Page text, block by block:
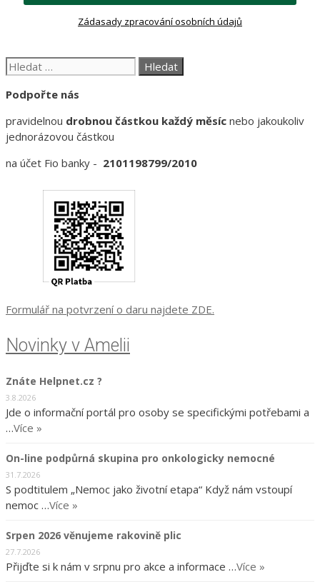
Zádasady zpracování osobních údajů
Hledat:
Podpořte nás
pravidelnou drobnou částkou každý měsíc nebo jakoukoliv
jednorázovou částkou
na účet Fio banky - 2101198799/2010
Formulář na potvrzení o daru najdete ZDE.
Novinky v Amelii
Znáte Helpnet.cz ?
3.8.2026
Jde o informační portál pro osoby se specifickými potřebami a
…Více »
On-line podpůrná skupina pro onkologicky nemocné
31.7.2026
S podtitulem „Nemoc jako životní etapa“ Když nám vstoupí
nemoc …Více »
Srpen 2026 věnujeme rakovině plic
27.7.2026
Přijďte si k nám v srpnu pro akce a informace …Více »